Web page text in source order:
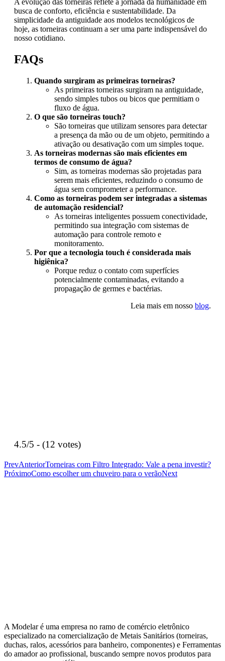
A evolução das torneiras reflete a jornada da humanidade em
busca de conforto, eficiência e sustentabilidade. Da
simplicidade da antiguidade aos modelos tecnológicos de
hoje, as torneiras continuam a ser uma parte indispensável do
nosso cotidiano.
FAQs
Quando surgiram as primeiras torneiras?
As primeiras torneiras surgiram na antiguidade,
sendo simples tubos ou bicos que permitiam o
fluxo de água.
O que são torneiras touch?
São torneiras que utilizam sensores para detectar
a presença da mão ou de um objeto, permitindo a
ativação ou desativação com um simples toque.
As torneiras modernas são mais eficientes em
termos de consumo de água?
Sim, as torneiras modernas são projetadas para
serem mais eficientes, reduzindo o consumo de
água sem comprometer a performance.
Como as torneiras podem ser integradas a sistemas
de automação residencial?
As torneiras inteligentes possuem conectividade,
permitindo sua integração com sistemas de
automação para controle remoto e
monitoramento.
Por que a tecnologia touch é considerada mais
higiênica?
Porque reduz o contato com superfícies
potencialmente contaminadas, evitando a
propagação de germes e bactérias.
Leia mais em nosso blog.
4.5/5 - (12 votes)
PrevAnteriorTorneiras com Filtro Integrado: Vale a pena investir?
PróximoComo escolher um chuveiro para o verãoNext
A Modelar é uma empresa no ramo de comércio eletrônico
especializado na comercialização de Metais Sanitários (torneiras,
duchas, ralos, acessórios para banheiro, componentes) e Ferramentas
do amador ao profissional, buscando sempre novos produtos para